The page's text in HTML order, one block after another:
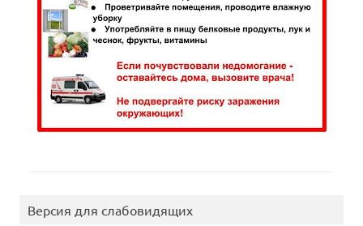
Версия для слабовидящих